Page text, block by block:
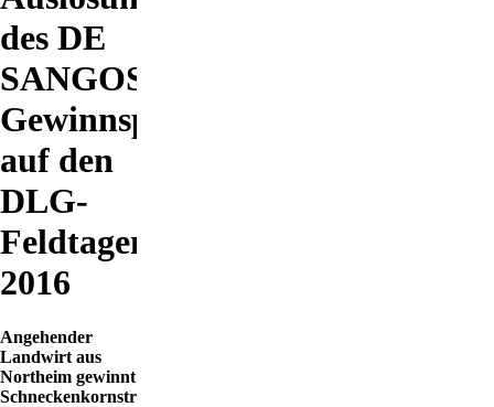
des DE
SANGOSSE-
Gewinnspiels
auf den
DLG-
Feldtagen
2016
Angehender
Landwirt aus
Northeim gewinnt
Schneckenkornstreuer